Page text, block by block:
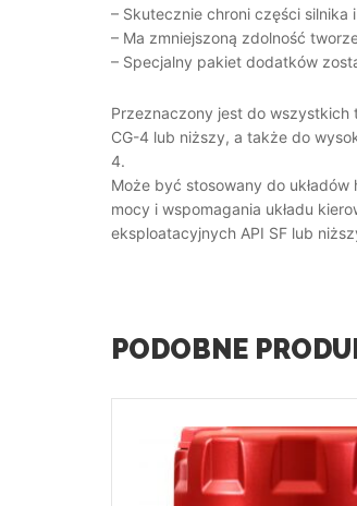
– Skutecznie chroni części silnika
– Ma zmniejszoną zdolność
– Specjalny pakiet dodatków
Przeznaczony jest do
CG-4 lub niższy, a także do
4.
Może być stosowany do
mocy i wspomagania układu
eksploatacyjnych API SF lub
PODOBNE